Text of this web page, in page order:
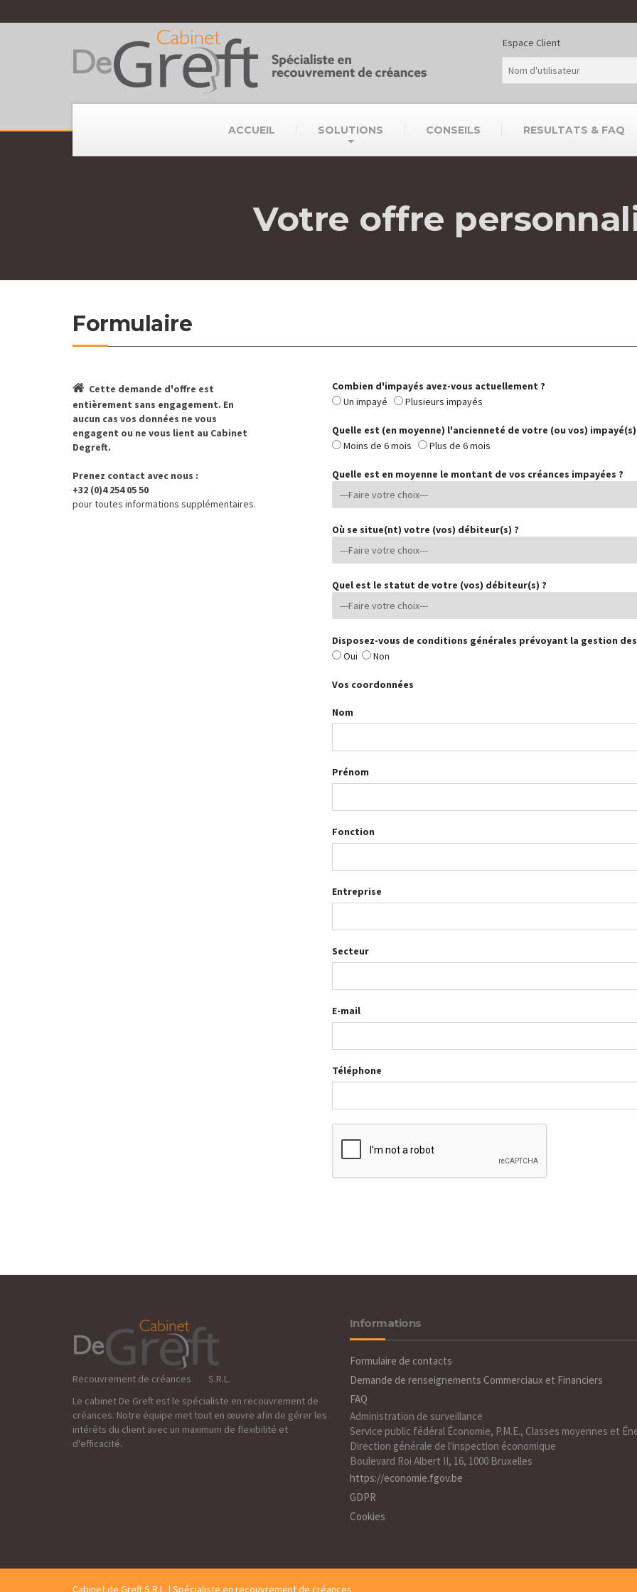
Espace Client
ACCUEIL SOLUTIONS CONSEILS RESULTATS & FAQ
Votre offre
Formulaire
Cette demande d'offre est
entièrement sans engagement. En
aucun cas vos données ne vous
engagent ou ne vous lient au Cabinet
Degreft.
Prenez contact avec nous :
+32 (0)4 254 05 50
pour toutes informations supplémentaires.
Combien d'impayés avez-vous actuellement ?
Un impayé
Plusieurs impayés
Quelle est (en moyenne) l'ancienneté de votre (ou vos)
Moins de 6 mois
Plus de 6 mois
Quelle est en moyenne le montant de vos créances impayées ?
Où se situe(nt) votre (vos) débiteur(s) ?
Quel est le statut de votre (vos) débiteur(s) ?
Disposez-vous de conditions générales prévoyant la gestion
Oui
Non
Vos coordonnées
Nom
Prénom
Fonction
Entreprise
Secteur
E-mail
Téléphone
Recouvrement de créances S.R.L.
Le cabinet De Greft est le spécialiste en recouvrement de
créances. Notre équipe met tout en œuvre afin de gérer les
intérêts du client avec un maximum de flexibilité et
d'efficacité.
Informations
Formulaire de contacts
Demande de renseignements Commerciaux et Financiers
FAQ
Administration de surveillance
Service public fédéral Économie, P.M.E., Classes moyennes et
Direction générale de l'inspection économique
Boulevard Roi Albert II, 16, 1000 Bruxelles
https://economie.fgov.be
GDPR
Cookies
Cabinet de Greft S.R.L. | Spécialiste en recouvrement de créances